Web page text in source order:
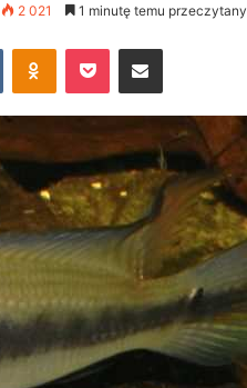
2 021 1 minutę temu przeczytany
VKontakteOdnoklassniki
Pocket Udostępnij przez e-mail